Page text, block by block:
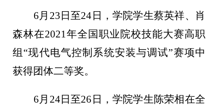
6月23日至24日，学院学生蔡英祥、肖
森林在2021年全国职业院校技能大赛高职
组“现代电气控制系统安装与调试”赛项中
获得团体二等奖。
6月24日至26日，学院学生陈荣相在全